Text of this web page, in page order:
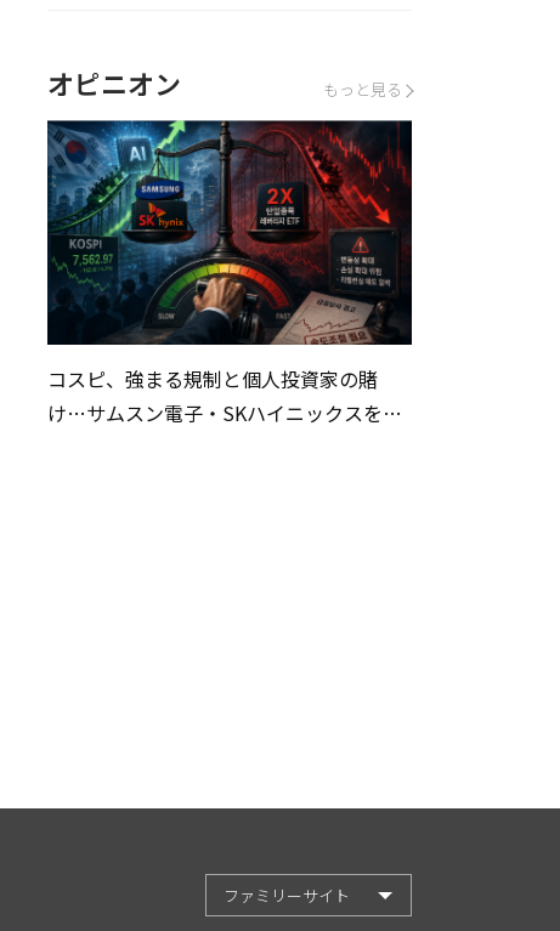
オピニオン もっと見る
コスピ、強まる規制と個人投資家の賭
け…サムスン電子・SKハイニックスを巡
ファミリーサイト